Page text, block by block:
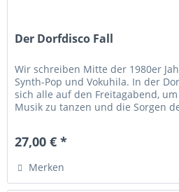
Der Dorfdisco Fall
Wir schreiben Mitte der 1980er
Synth-Pop und Vokuhila. In der
sich alle auf den Freitagabend,
Musik zu tanzen und die Sorgen
27,00 € *
Merken